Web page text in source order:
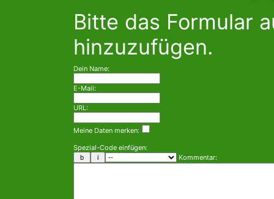
Bitte das Formular
hinzuzufügen.
Dein Name:
E-Mail:
URL:
Meine Daten merken:
Spezial-Code einfügen:
Kommentar: